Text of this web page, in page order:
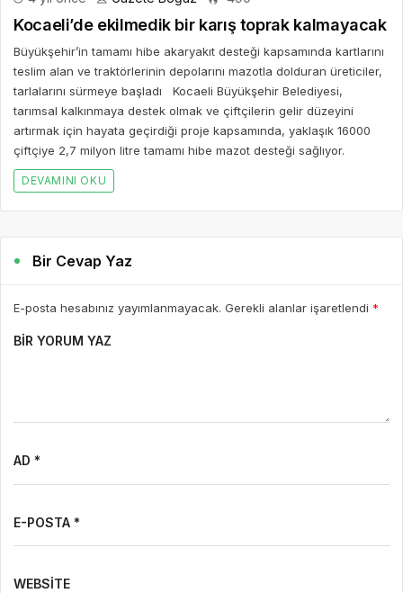
Kocaeli’de ekilmedik bir karış toprak kalmayacak
Büyükşehir’in tamamı hibe akaryakıt desteği kapsamında kartlarını
teslim alan ve traktörlerinin depolarını mazotla dolduran üreticiler,
tarlalarını sürmeye başladı Kocaeli Büyükşehir Belediyesi,
tarımsal kalkınmaya destek olmak ve çiftçilerin gelir düzeyini
artırmak için hayata geçirdiği proje kapsamında, yaklaşık 16000
çiftçiye 2,7 milyon litre tamamı hibe mazot desteği sağlıyor.
DEVAMINI OKU
Bir Cevap Yaz
E-posta hesabınız yayımlanmayacak. Gerekli alanlar işaretlendi *
BIR YORUM YAZ
AD *
E-POSTA *
WEBSITE